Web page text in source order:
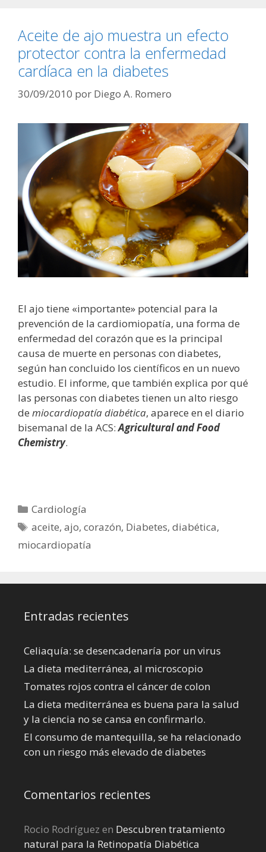
Aceite de ajo muestra un efecto
protector contra la enfermedad
cardíaca en la diabetes
30/09/2010 por Diego A. Romero
El ajo tiene «importante» potencial para la
prevención de la cardiomiopatía, una forma de
enfermedad del corazón que es la principal
causa de muerte en personas con diabetes,
según han concluido los científicos en un nuevo
estudio. El informe, que también explica por qué
las personas con diabetes tienen un alto riesgo
de miocardiopatía diabética, aparece en el diario
bisemanal de la ACS:Agricultural and Food
Chemistry.
Categorías
Cardiología
Etiquetas
aceite,ajo,corazón, Diabetes,diabética,
miocardiopatía
Entradas recientes
Celiaquía: se desencadenaría por un virus
La dieta mediterránea, al microscopio
Tomates rojos contra el cáncer de colon
La dieta mediterránea es buena para la salud
y la ciencia no se cansa en confirmarlo.
El consumo de mantequilla, se ha relacionado
con un riesgo más elevado de diabetes
Comentarios recientes
Rocio Rodríguez en Descubren tratamiento
natural para la Retinopatía Diabética